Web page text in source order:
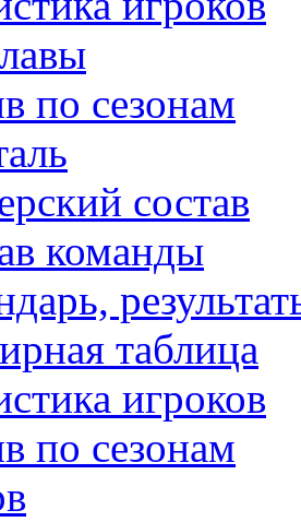
по сезонам
состав
команды
таблица
игроков
по сезонам